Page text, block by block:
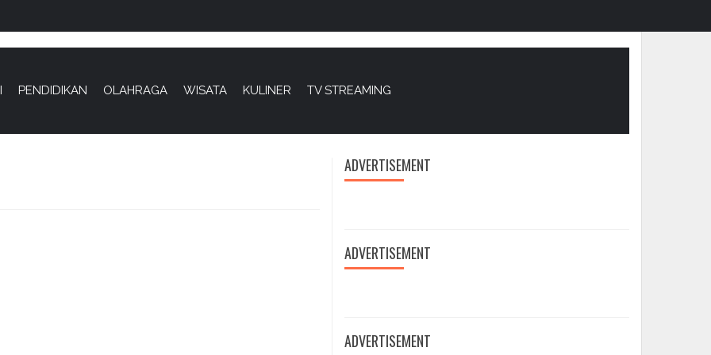
PENDIDIKAN OLAHRAGA WISATA KULINER TV STREAMING
ADVERTISEMENT
ADVERTISEMENT
ADVERTISEMENT